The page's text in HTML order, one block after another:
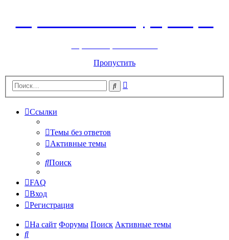
Пропустить
Поиск
Ссылки
Темы без ответов
Активные темы
Поиск
FAQ
Вход
Регистрация
На сайт Форумы Поиск Активные темы
Поиск